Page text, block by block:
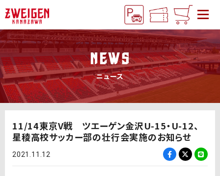
NEWS
ニュース
11/14東京V戦 ツエーゲン金沢U-15・U-12、
星稜高校サッカー部の壮行会実施のお知らせ
2021.11.12